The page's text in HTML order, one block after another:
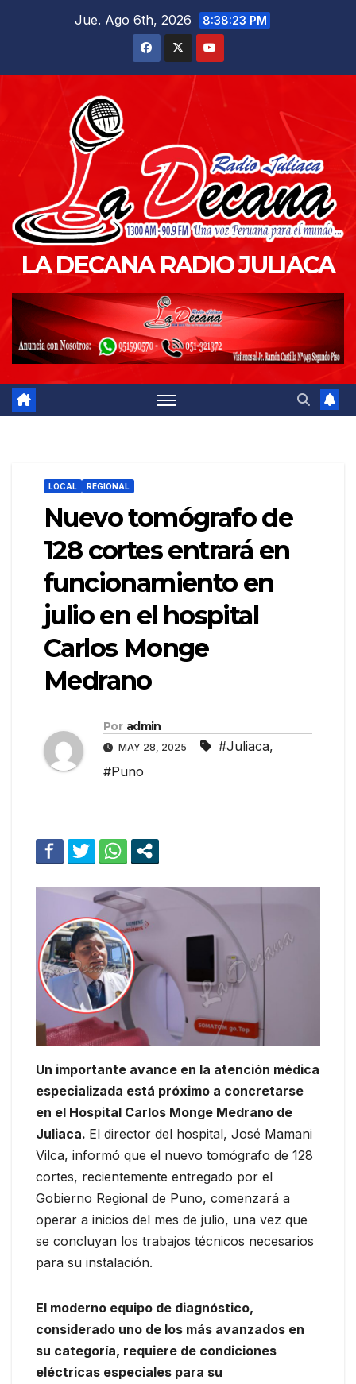
Jue. Ago 6th, 2026 8:38:24 PM
LA DECANA RADIO JULIACA
LOCAL REGIONAL
Nuevo tomógrafo de
128 cortes entrará en
funcionamiento en
julio en el hospital
Carlos Monge
Medrano
Por admin
MAY 28, 2025 #Juliaca,
#Puno
Un importante avance en la atención médica
especializada está próximo a concretarse
en el Hospital Carlos Monge Medrano de
Juliaca. El director del hospital, José Mamani
Vilca, informó que el nuevo tomógrafo de 128
cortes, recientemente entregado por el
Gobierno Regional de Puno, comenzará a
operar a inicios del mes de julio, una vez que
se concluyan los trabajos técnicos necesarios
para su instalación.
El moderno equipo de diagnóstico,
considerado uno de los más avanzados en
su categoría, requiere de condiciones
eléctricas especiales para su